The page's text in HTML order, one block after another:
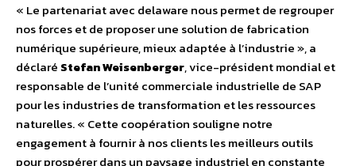
« Le partenariat avec delaware nous permet de regrouper
nos forces et de proposer une solution de fabrication
numérique supérieure, mieux adaptée à l’industrie », a
déclaré Stefan Weisenberger, vice-président mondial et
responsable de l’unité commerciale industrielle de SAP
pour les industries de transformation et les ressources
naturelles. « Cette coopération souligne notre
engagement à fournir à nos clients les meilleurs outils
pour prospérer dans un paysage industriel en constante